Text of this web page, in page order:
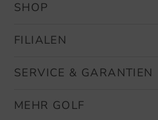
SHOP
FILIALEN
SERVICE & GARANTIEN
MEHR GOLF